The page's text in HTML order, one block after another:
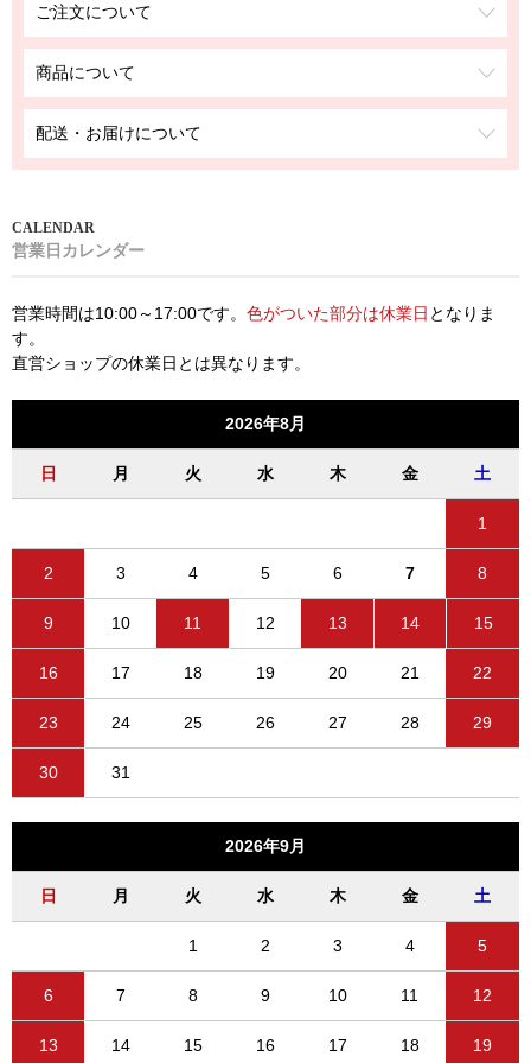
ご注文について
商品について
配送・お届けについて
営業日カレンダー
営業時間は10:00～17:00です。 色がついた部分は休業日 となりま
す。
直営ショップの休業日とは異なります。
2026年8月
日 月 火 水 木 金 土
1
2 3 4 5 6 7 8
9 10 11 12 13 14 15
16 17 18 19 20 21 22
23 24 25 26 27 28 29
30 31
2026年9月
日 月 火 水 木 金 土
1 2 3 4 5
6 7 8 9 10 11 12
13 14 15 16 17 18 19